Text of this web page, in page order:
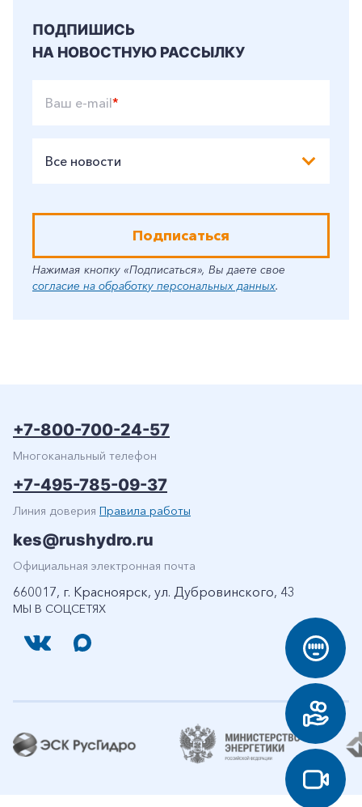
Заказать обратный звонок
Корпоративным клиентам
ПОДПИШИСЬ
НА НОВОСТНУЮ РАССЫЛКУ
Ваш e-mail*
Все новости
Подписаться
Нажимая кнопку «Подписаться», Вы даете свое
согласие на обработку персональных данных.
МЫ В СОЦСЕТЯХ
+7-800-700-24-57
Многоканальный телефон
+7-495-785-09-37
Линия доверия Правила работы
kes@rushydro.ru
Официальная электронная почта
660017, г. Красноярск, ул. Дубровинского, 43